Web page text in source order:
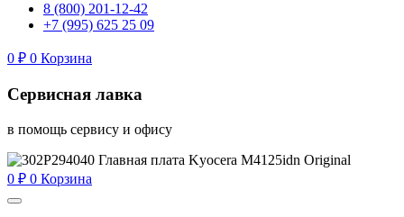
8 (800) 201-12-42
+7 (995) 625 25 09
0 ₽ 0 Корзина
Сервисная лавка
в помощь сервису и офису
0 ₽ 0 Корзина